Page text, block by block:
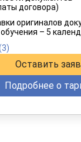
в рассрочку
договора)
оригиналов
– 5
Оставить
Подробнее о